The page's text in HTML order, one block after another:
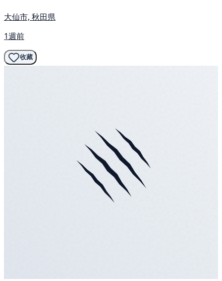
大仙市, 秋田県
1週前
收藏